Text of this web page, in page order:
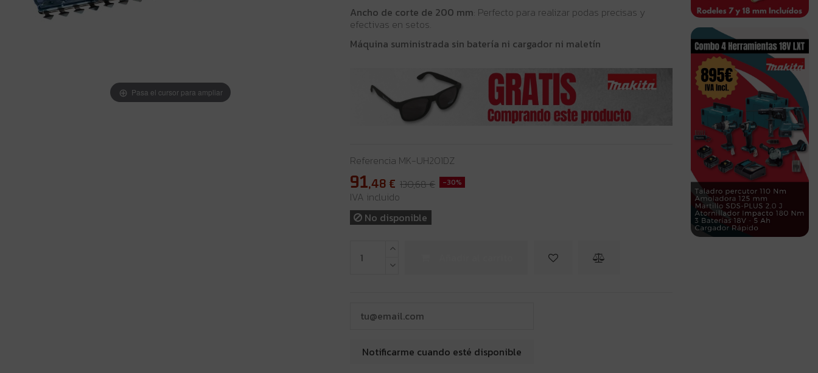
Pasa el cursor para ampliar
Ancho de corte de 200 mm: Perfecto para realizar podas precisas y
efectivas en setos.
Máquina suministrada sin batería ni cargador ni maletín
Referencia MK-UH201DZ
91 ,48 € 130,68 € -30%
IVA incluido
No disponible